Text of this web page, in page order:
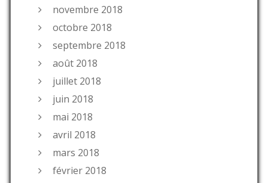
novembre 2018
octobre 2018
septembre 2018
août 2018
juillet 2018
juin 2018
mai 2018
avril 2018
mars 2018
février 2018